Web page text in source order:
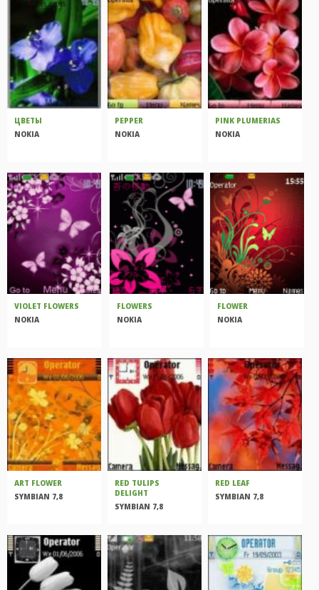
ЦВЕТЫ
NOKIA
PEPPER
NOKIA
PINK PLUMERIAS
NOKIA
VIOLET FLOWERS
NOKIA
FLOWERS
NOKIA
FLOWER
NOKIA
ART FLOWER
SYMBIAN 7,8
RED TULIPS
DELIGHT
SYMBIAN 7,8
RED LEAF
SYMBIAN 7,8